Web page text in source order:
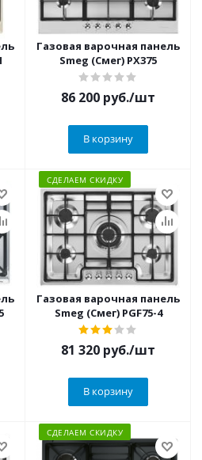
Газовая варочная панель
Smeg (Смег) PX375
86 200 руб./шт
В корзину
СДЕЛАЕМ СКИДКУ
Газовая варочная панель
Smeg (Смег) PGF75-4
81 320 руб./шт
В корзину
СДЕЛАЕМ СКИДКУ